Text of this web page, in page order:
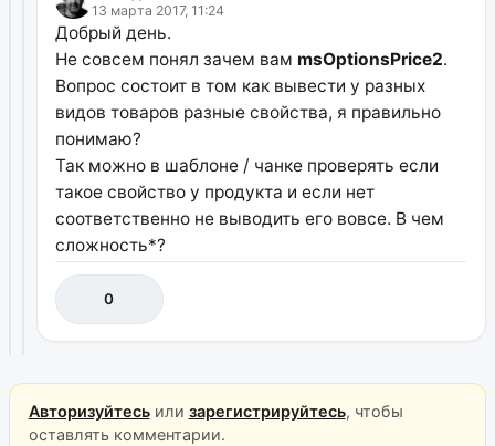
13 марта 2017, 11:24
Добрый день.
Не совсем понял зачем вам msOptionsPrice2.
Вопрос состоит в том как вывести у разных
видов товаров разные свойства, я правильно
понимаю?
Так можно в шаблоне / чанке проверять если
такое свойство у продукта и если нет
соответственно не выводить его вовсе. В чем
сложность*?
0
Авторизуйтесьили зарегистрируйтесь, чтобы
оставлять комментарии.